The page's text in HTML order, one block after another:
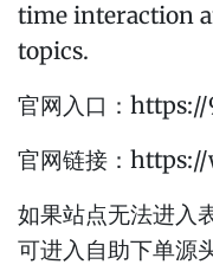
time interaction
topics.
官网入口：
官网链接：
如果站点无法进入
可进入自助下单源